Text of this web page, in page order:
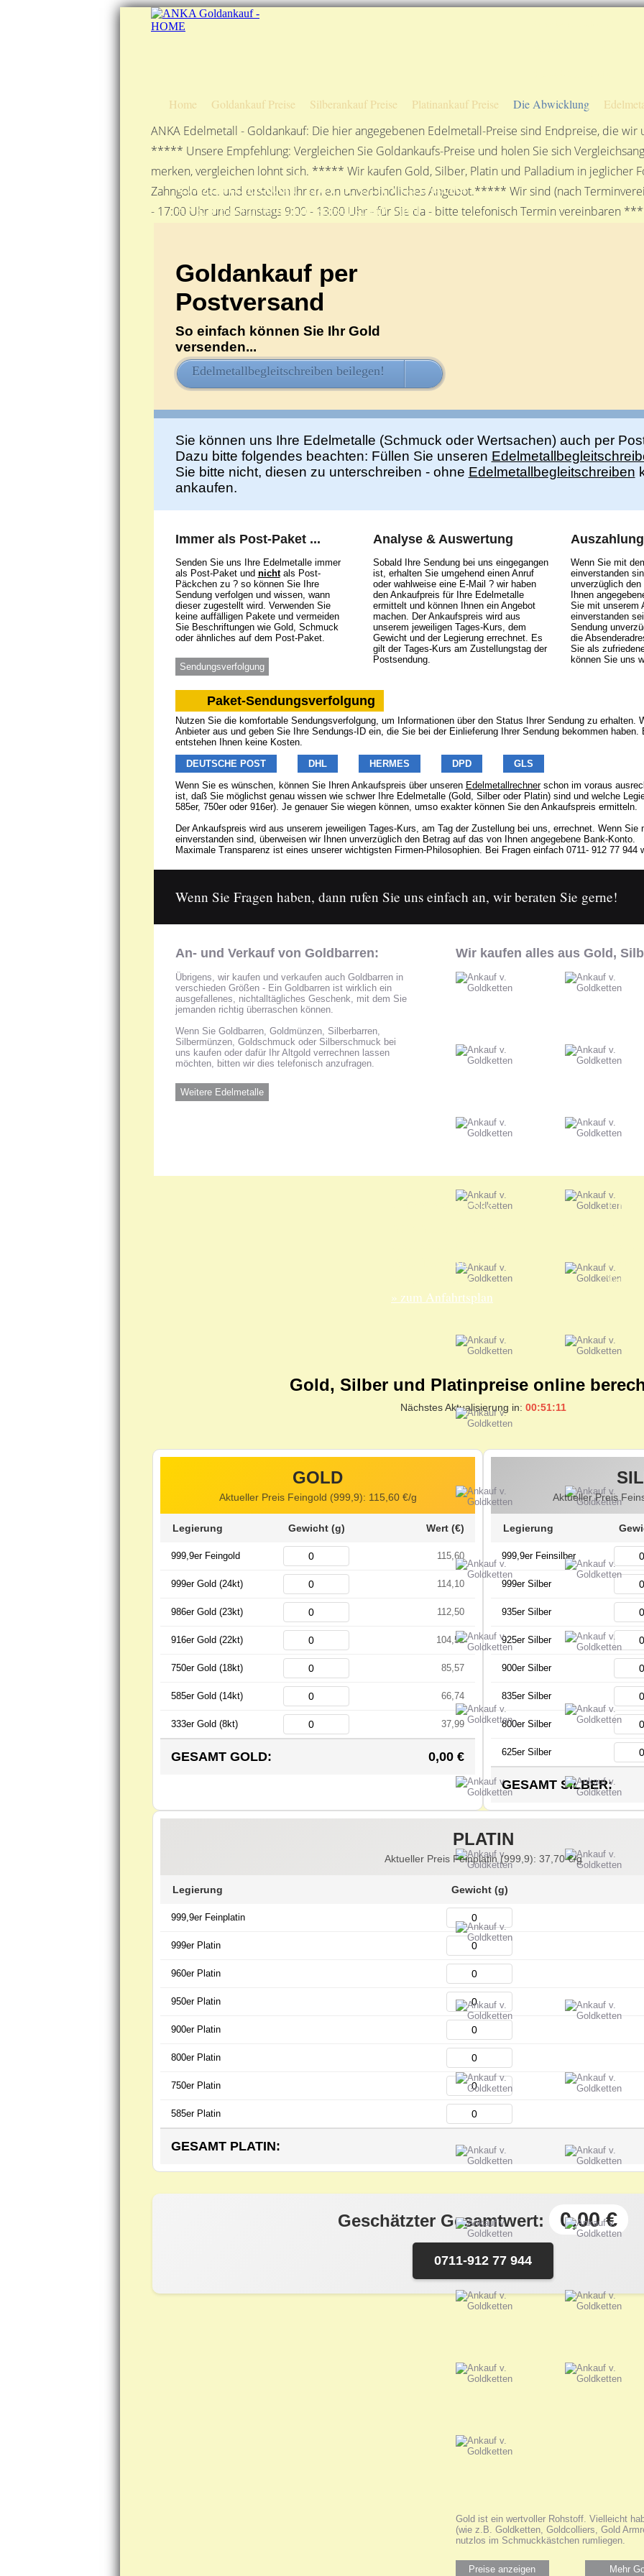
Home Goldankauf Preise Silberankauf Preise Platinankauf Preise Die Abwicklung
ANKA Edelmetall - Goldankauf: Die hier angegebenen Edelmetall-Preise sind Endpreise, die wir
***** Unsere Empfehlung: Vergleichen Sie Goldankaufs-Preise und holen Sie sich
merken, vergleichen lohnt sich. ***** Wir kaufen Gold, Silber, Platin und Palladium in jeglicher
Zahngold etc. und erstellen Ihnen ein unverbindliches Angebot.***** Wir sind (nach
- 17:00 Uhr und Samstags 9:00 - 13:00 Uhr - für Sie da - bitte telefonisch Termin vereinbaren
Goldankauf per Postversand
ANKA Edelmetallhandelsgesellschaft mbH
Goldankauf per
Postversand
So einfach können Sie Ihr Gold
versenden...
Sie können uns Ihre Edelmetalle (Schmuck oder Wertsachen) auch per
Dazu bitte folgendes beachten: Füllen Sie unseren
Sie bitte nicht, diesen zu unterschreiben - ohne Edelmetallbegleitschreiben
ankaufen.
Immer als Post-Paket ...
Senden Sie uns Ihre Edelmetalle immer
als Post-Paket und nichtals Post-
Päckchen zu ? so können Sie Ihre
Sendung verfolgen und wissen, wann
dieser zugestellt wird. Verwenden Sie
keine auffälligen Pakete und vermeiden
Sie Beschriftungen wie Gold, Schmuck
oder ähnliches auf dem Post-Paket.
Sendungsverfolgung
Analyse & Auswertung
Sobald Ihre Sendung bei uns eingegangen
ist, erhalten Sie umgehend einen Anruf
oder wahlweise eine E-Mail ? wir haben
den Ankaufpreis für Ihre Edelmetalle
ermittelt und können Ihnen ein Angebot
machen. Der Ankaufspreis wird aus
unserem jeweiligen Tages-Kurs, dem
Gewicht und der Legierung errechnet. Es
gilt der Tages-Kurs am Zustellungstag der
Postsendung.
Auszahlung
Wenn Sie mit
einverstanden
unverzüglich
Ihnen
Sie mit unserem
einverstanden
Sendung
die
Sie als
können Sie uns
Paket-Sendungsverfolgung
Nutzen Sie die komfortable Sendungsverfolgung, um Informationen über den Status Ihrer Sendung zu erhalten.
Anbieter aus und geben Sie Ihre Sendungs-ID ein, die Sie bei der Einlieferung Ihrer Sendung bekommen
entstehen Ihnen keine Kosten.
DEUTSCHE POST
DHL HERMES DPD
GLS
Wenn Sie es wünschen, können Sie Ihren Ankaufspreis über unseren Edelmetallrechnerschon im voraus
ist, daß Sie möglichst genau wissen wie schwer Ihre Edelmetalle (Gold, Silber oder Platin) sind und welche
585er, 750er oder 916er). Je genauer Sie wiegen können, umso exakter können Sie den Ankaufspreis ermitteln.
Der Ankaufspreis wird aus unserem jeweiligen Tages-Kurs, am Tag der Zustellung bei uns, errechnet. Wenn Sie
einverstanden sind, überweisen wir Ihnen unverzüglich den Betrag auf das von Ihnen angegebene Bank-Konto.
Maximale Transparenz ist eines unserer wichtigsten Firmen-Philosophien. Bei Fragen einfach 0711- 912 77 944
Edelmetallbegleitschreiben beilegen! HIER KOSTENLOS LADEN
Wenn Sie Fragen haben, dann rufen Sie uns einfach an, wir beraten Sie gerne!
An- und Verkauf von Goldbarren:
Übrigens, wir kaufen und verkaufen auch Goldbarren in
verschieden Größen - Ein Goldbarren ist wirklich ein
ausgefallenes, nichtalltägliches Geschenk, mit dem Sie
jemanden richtig überraschen können.
Wenn Sie Goldbarren, Goldmünzen, Silberbarren,
Silbermünzen, Goldschmuck oder Silberschmuck bei
uns kaufen oder dafür Ihr Altgold verrechnen lassen
möchten, bitten wir dies telefonisch anzufragen.
Weitere Edelmetalle
Wir kaufen alles aus Gold,
Gold ist ein wertvoller Rohstoff. Vielleicht
(wie z.B. Goldketten, Goldcolliers, Gold
nutzlos im Schmuckkästchen rumliegen.
Preise anzeigen Mehr
Unsere Adresse:
Felix-Dahn-Str. 4
70597 Stuttgart
» zum Anfahrtsplan
Gold, Silber und Platinpreise online
Nächstes Aktualisierung in: 00:51:10
GOLD
Aktueller Preis Feingold (999,9): 115,60€/g
Legierung Gewicht (g) Wert (€)
999,9er Feingold 115,60
999er Gold (24kt) 114,10
986er Gold (23kt) 112,50
916er Gold (22kt) 104,51
750er Gold (18kt) 85,57
585er Gold (14kt) 66,74
333er Gold (8kt) 37,99
GESAMT GOLD: 0,00 €
Aktueller Preis
Legierung
999,9er Feinsilber
999er Silber
935er Silber
925er Silber
900er Silber
835er Silber
800er Silber
625er Silber
GESAMT SILBER:
PLATIN
Aktueller Preis Feinplatin (999,9): 37,70€/g
Legierung Gewicht (g)
999,9er Feinplatin
999er Platin
960er Platin
950er Platin
900er Platin
800er Platin
750er Platin
585er Platin
GESAMT PLATIN:
Geschätzter Gesamtwert: 0,00 €
0711-912 77 944